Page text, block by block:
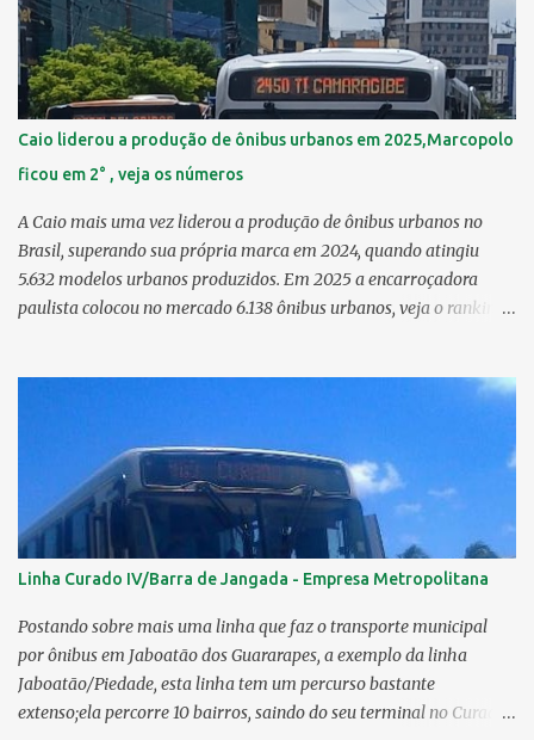
6,29 km² 8º Dois Irmãos 5,85 km² 9º Barro 4,54 km² 10º Iputinga
4,33 km² > no Censo 2010 : 4,34 km² 11º Cohab 4,33 km² > no
Censo 2010: 4,26 km² 12º Passarinho 4,06 km² 13º Santo Amaro
3,80 km² 14º Afogados 3,69 km² 15º Cordeiro 3,40 km² 16º São José
3,26 km² 17º Dois Unidos 3,12 km² 18...
Caio liderou a produção de ônibus urbanos em 2025,Marcopolo
ficou em 2° , veja os números
A Caio mais uma vez liderou a produção de ônibus urbanos no
Brasil, superando sua própria marca em 2024, quando atingiu
5.632 modelos urbanos produzidos. Em 2025 a encarroçadora
paulista colocou no mercado 6.138 ônibus urbanos, veja o ranking
Ônibus , a Volare, que não faz parte da associação, fabricou neste
ano, 327 modelos urbanos. O que aconteceu com a Comil ? A Comil
vem de um processo de recuperação judicial e fechamento de filial,
o que em 2025 fez com que a encarroçadora só produzisse 16
unidades de ônibus urbanos, a empresa têm mantido o foco em
rodoviários, ficando em segundo lugar na produção, perdendo
apenas para a Marcopolo. O último modelo urbano lançado pela
Comil foi o Svelto BRS 2019. Em solo pernambucano uma das
últimas aquis...
Linha Curado IV/Barra de Jangada - Empresa Metropolitana
Postando sobre mais uma linha que faz o transporte municipal
por ônibus em Jaboatão dos Guararapes, a exemplo da linha
Jaboatão/Piedade, esta linha tem um percurso bastante
extenso;ela percorre 10 bairros, saindo do seu terminal no Curado